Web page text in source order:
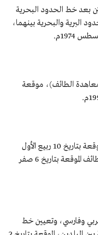
بعد خط الحدود البحرية
البرية والبحرية بينهما،
(معاهدة الطائف)، موقعة
معاهدة حدود دولية بين البلدين، موقعة بتاريخ 10 ربيع الأول
1421هـ/12 يونيو 2000م،ومعاهدة الطائف الموقعة بتاريخ 6 صفر
وفارسي، وتعيين خط